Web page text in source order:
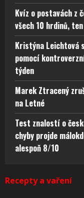
Kvíz o postavách z
všech 10 hrdinů,
Kristýna Leichtová
pomocí
týden
Marek Ztracený
na Letné
Test znalostí o
chyby projde
alespoň 8/10
Recepty a vaření